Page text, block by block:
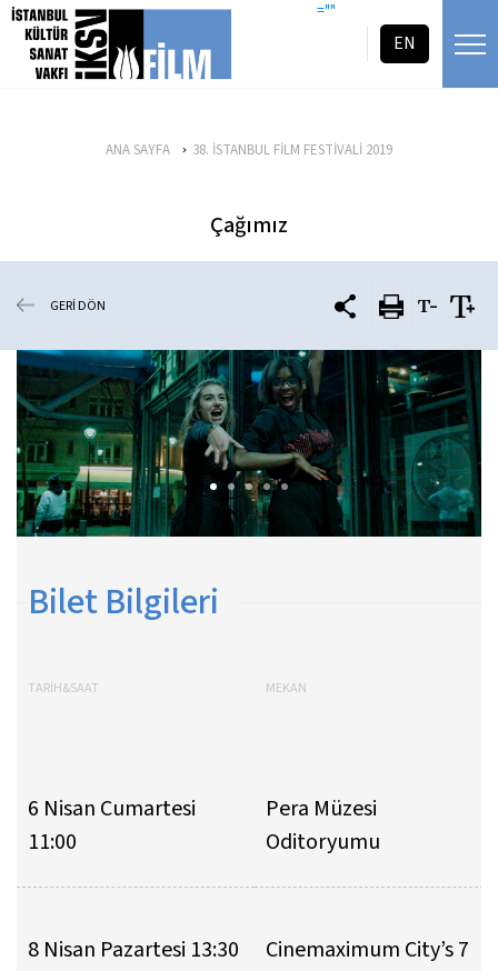
icerigi atla =""
EN
ANA SAYFA 38. İSTANBUL FİLM FESTİVALİ 2019
Çağımız
GERİ DÖN
Bilet Bilgileri
TARİH&SAAT MEKAN
6 Nisan Cumartesi
11:00
Pera Müzesi
Oditoryumu
8 Nisan Pazartesi 13:30 Cinemaximum City’s 7